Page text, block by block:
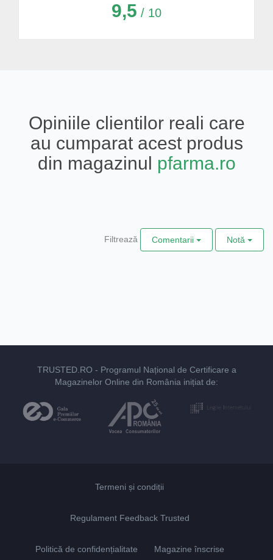
9,5 / 10
Opiniile clientilor reali care
au cumparat acest produs
din magazinul pfarma.ro
Filtrează Comentarii Notă
TRUSTED.RO - Programul Național de Certificare a
Magazinelor Online din România inițiat de:
Termeni și condiții
Regulament Feedback Trusted
Politică de confidențialitate Magazine înscrise